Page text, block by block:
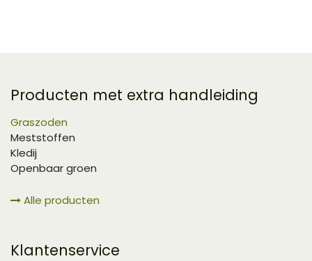
Producten met extra handleiding
Graszoden
Meststoffen
Kledij
Openbaar groen
Alle producten
Klantenservice